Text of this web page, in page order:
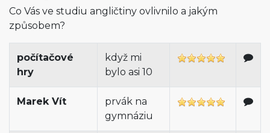
Co Vás ve studiu angličtiny ovlivnilo a jakým
způsobem?
počítačové
hry
když mi
bylo asi 10
Marek Vít
prvák na
gymnáziu